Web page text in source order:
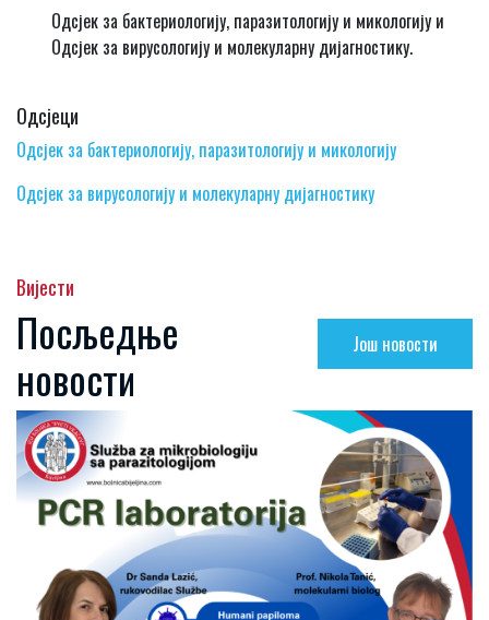
Одсјек за бактериологију, паразитологију и микологију и
Одсјек за вирусологију и молекуларну дијагностику.
Одсјеци
Одсјек за бактериологију, паразитологију и микологију
Одсјек за вирусологију и молекуларну дијагностику
Вијести
Посљедње
новости
Још новости